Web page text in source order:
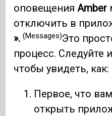
оповещенияAmber
отключить в
».(Messages)Это
процесс. Следуйте
чтобы увидеть, как:
Первое, что
открыть